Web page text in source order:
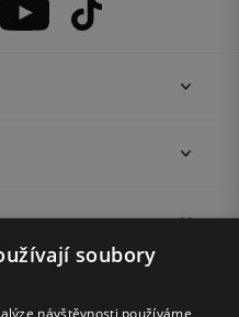
soubory
návštěvnosti používáme